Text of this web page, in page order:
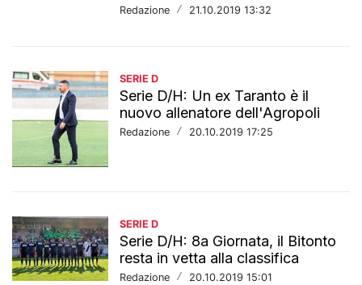
Redazione / 21.10.2019 13:32
SERIE D
Serie D/H: Un ex Taranto è il
nuovo allenatore dell'Agropoli
Redazione / 20.10.2019 17:25
SERIE D
Serie D/H: 8a Giornata, il Bitonto
resta in vetta alla classifica
Redazione / 20.10.2019 15:01